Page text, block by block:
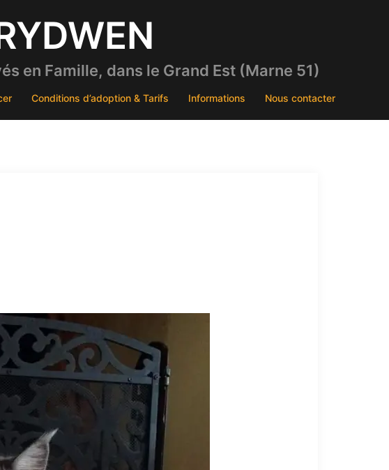
en Famille, dans le Grand Est (Marne 51)
Conditions d’adoption & Tarifs Informations Nous contacter